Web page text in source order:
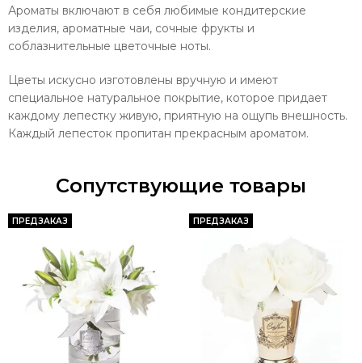
Ароматы включают в себя любимые кондитерские
изделия, ароматные чаи, сочные фрукты и
соблазнительные цветочные ноты.
Цветы искусно изготовлены вручную и имеют
специальное натуральное покрытие, которое придает
каждому лепестку живую, приятную на ощупь внешность.
Каждый лепесток пропитан прекрасным ароматом.
Сопутствующие товары
ПРЕДЗАКАЗ ПРЕДЗАКАЗ